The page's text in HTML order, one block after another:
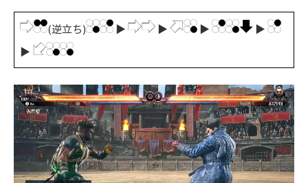
(逆立ち) ▶ ▶ ▶
▶
▶